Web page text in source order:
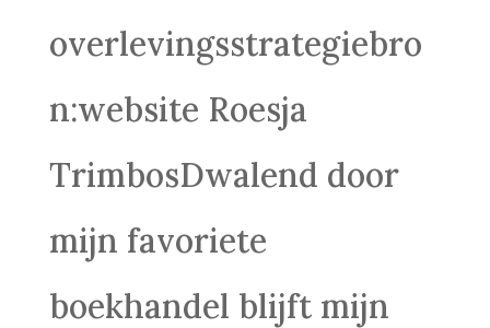
overlevingsstrategiebro
n:website Roesja
TrimbosDwalend door
mijn favoriete
boekhandel blijft mijn